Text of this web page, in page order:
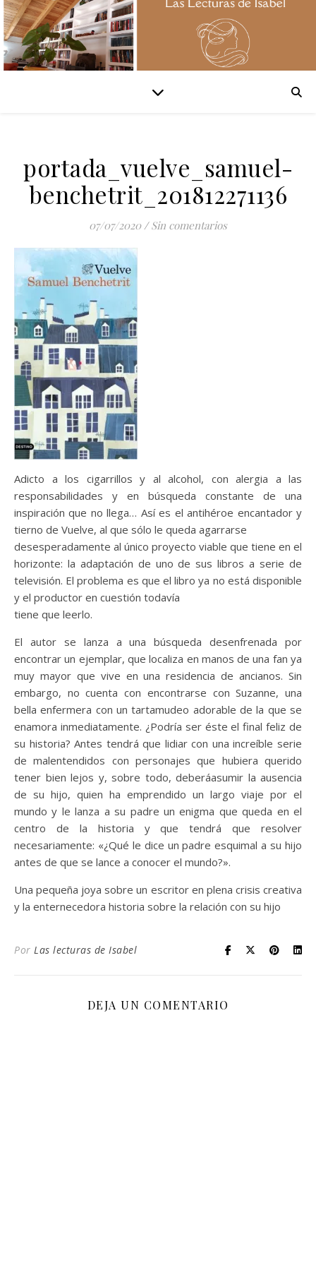
portada_vuelve_samuel-
benchetrit_201812271136
07/07/2020 / Sin comentarios
Adicto a los cigarrillos y al alcohol, con alergia a las
responsabilidades y en búsqueda constante de una
inspiración que no llega… Así es el antihéroe encantador y
tierno de Vuelve, al que sólo le queda agarrarse
desesperadamente al único proyecto viable que tiene en el
horizonte: la adaptación de uno de sus libros a serie de
televisión. El problema es que el libro ya no está disponible
y el productor en cuestión todavía
tiene que leerlo.
El autor se lanza a una búsqueda desenfrenada por
encontrar un ejemplar, que localiza en manos de una fan ya
muy mayor que vive en una residencia de ancianos. Sin
embargo, no cuenta con encontrarse con Suzanne, una
bella enfermera con un tartamudeo adorable de la que se
enamora inmediatamente. ¿Podría ser éste el final feliz de
su historia? Antes tendrá que lidiar con una increíble serie
de malentendidos con personajes que hubiera querido
tener bien lejos y, sobre todo, deberáasumir la ausencia
de su hijo, quien ha emprendido un largo viaje por el
mundo y le lanza a su padre un enigma que queda en el
centro de la historia y que tendrá que resolver
necesariamente: «¿Qué le dice un padre esquimal a su hijo
antes de que se lance a conocer el mundo?».
Una pequeña joya sobre un escritor en plena crisis creativa
y la enternecedora historia sobre la relación con su hijo
Por Las lecturas de Isabel
DEJA UN COMENTARIO